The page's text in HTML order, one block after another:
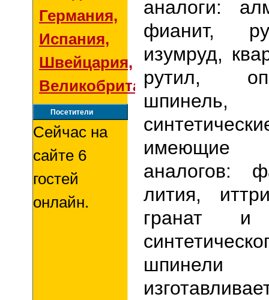
Германия,
Испания,
Швейцария,
Великобритания
Посетители
Сейчас на
сайте 6
гостей
онлайн.
аналоги:
фианит,
изумруд,
рутил,
имеющие
аналогов:
лития,
гранат